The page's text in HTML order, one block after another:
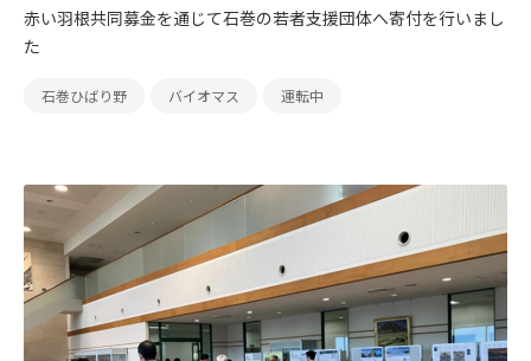
日本語 English Tiếng Việt 한국어
Follow Us
地熱発電
太陽光発電の取り組み
バイオマス発電の取り組み
組織図
SDGsへの取り組み
IRライブラリー
株式情報 / 社債情報
IRカレンダー
赤い羽根共同募金を通じて石巻の若者支援団体へ寄付を行いまし
た
石巻ひばり野 バイオマス 運転中